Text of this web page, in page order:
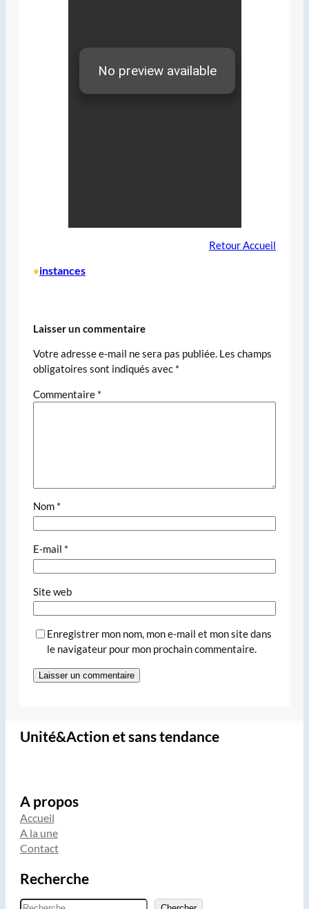
Retour Accueil
•instances
Laisser un commentaire
Votre adresse e-mail ne sera pas publiée. Les champs
obligatoires sont indiqués avec *
Commentaire *
Nom *
E-mail *
Site web
Enregistrer mon nom, mon e-mail et mon site dans
le navigateur pour mon prochain commentaire.
Unité&Action et sans tendance
A propos
Accueil
A la une
Contact
Recherche
R